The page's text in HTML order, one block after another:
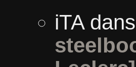
iTAdans